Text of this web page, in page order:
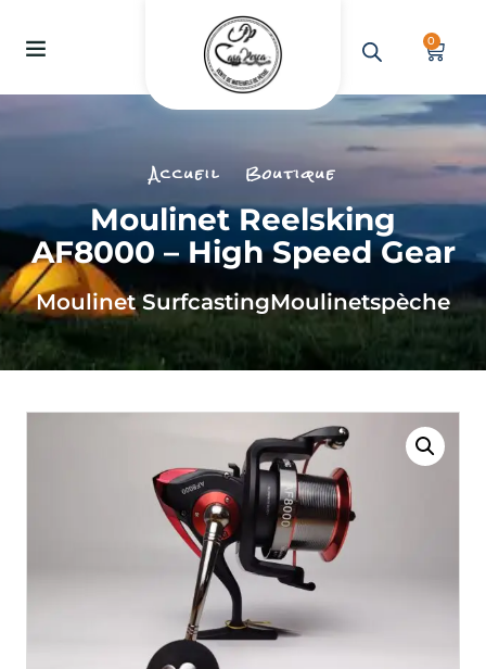
0
Accueil Boutique
Moulinet Reelsking
AF8000 – High Speed Gear
Moulinet SurfcastingMoulinetspèche